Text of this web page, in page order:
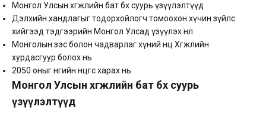
Монгол Улсын хөгжлийн бат бөх суурь үзүүлэлтүүд
Дэлхийн хандлагыг тодорхойлогч томоохон хүчин зүйлс
хийгээд тэдгээрийн Монгол Улсад үзүүлэх нөлөө
Монголын зэс болон чадварлаг хүний нөөц Хөгжлийн
хурдасгуур болох нь
2050 оныг өнөөгийн өнцгөөс харах нь
Монгол Улсын хөгжлийн бат бөх суурь
үзүүлэлтүүд